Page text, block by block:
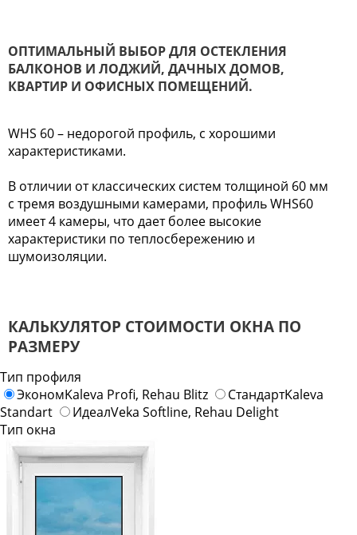
ОПТИМАЛЬНЫЙ ВЫБОР ДЛЯ ОСТЕКЛЕНИЯ
БАЛКОНОВ И ЛОДЖИЙ, ДАЧНЫХ ДОМОВ,
КВАРТИР И ОФИСНЫХ ПОМЕЩЕНИЙ.
WHS 60 – недорогой профиль, с хорошими
характеристиками.
В отличии от классических систем толщиной 60 мм
с тремя воздушными камерами, профиль WHS60
имеет 4 камеры, что дает более высокие
характеристики по теплосбережению и
шумоизоляции.
КАЛЬКУЛЯТОР СТОИМОСТИ ОКНА ПО
РАЗМЕРУ
Тип профиля
ЭкономKaleva Profi, Rehau Blitz СтандартKaleva
Standart
ИдеалVeka Softline, Rehau Delight
Тип окна